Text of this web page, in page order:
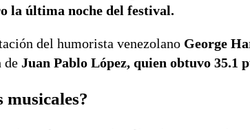
la última noche del festival.
del humorista venezolano George
de Juan Pablo López, quien obtuvo 35.1
musicales?